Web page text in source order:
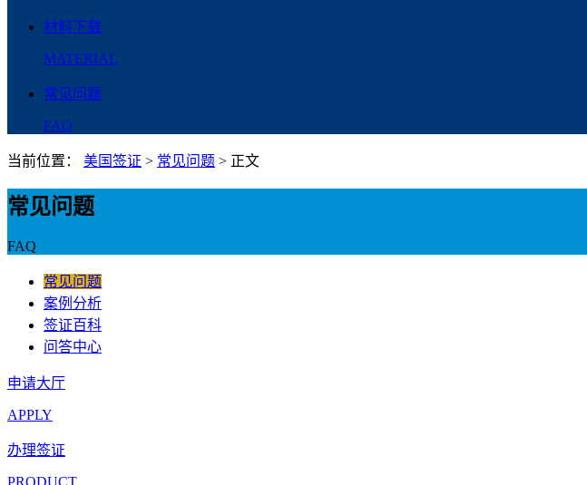
材料下载
MATERIAL
常见问题
FAQ
当前位置： 美国签证 > 常见问题 > 正文
常见问题
FAQ
常见问题
案例分析
签证百科
问答中心
申请大厅
APPLY
办理签证
PRODUCT